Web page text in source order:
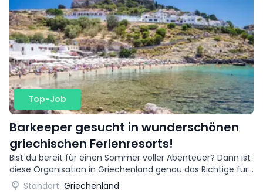
Top-Job
Barkeeper gesucht in wunderschönen
griechischen Ferienresorts!
Bist du bereit für einen Sommer voller Abenteuer? Dann ist
diese Organisation in Griechenland genau das Richtige für
dich. Du kannst als Barkeeper in wunderschönen
Standort Griechenland